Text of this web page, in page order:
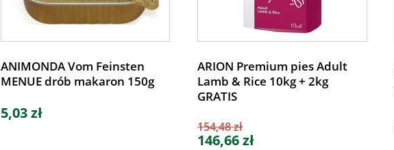
ANIMONDA Vom Feinsten
MENUE drób makaron 150g
5,03 zł
ARION Premium pies Adult
Lamb & Rice 10kg + 2kg
GRATIS
154,48 zł
146,66 zł